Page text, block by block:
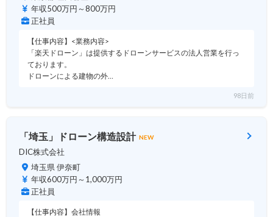
年収500万円～800万円
正社員
【仕事内容】<業務内容>
「楽天ドローン」は提供するドローンサービスの法人営業を行っ
ております。
ドローンによる建物の外…
98日前
「埼玉」ドローン構造設計 NEW
DIC株式会社
埼玉県 伊奈町
年収600万円～1,000万円
正社員
【仕事内容】会社情報